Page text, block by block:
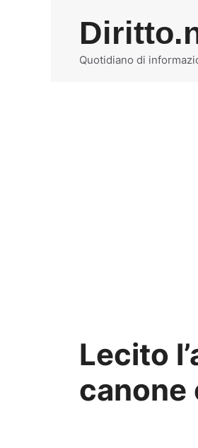
Quotidiano di
Lecito
canone